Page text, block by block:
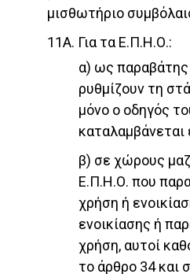
μισθωτήριο
11Α. Για τα Ε.Π.Η.Ο.:
α) ως
ρυθμίζουν τη
μόνο ο οδηγός
β) σε χώρους
Ε.Π.Η.Ο. που
χρήση ή
ενοικίασης ή
χρήση, αυτοί
το άρθρο 34 και